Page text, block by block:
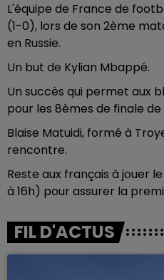
L'équipe de France de
(1-0), lors de son 2ème
en Russie.
Un but de Kylian Mbappé.
Un succès qui permet aux
pour les 8èmes de finale
Blaise Matuidi, formé à
rencontre.
Reste aux français à jouer
à 16h) pour assurer la
FIL D'ACTUS